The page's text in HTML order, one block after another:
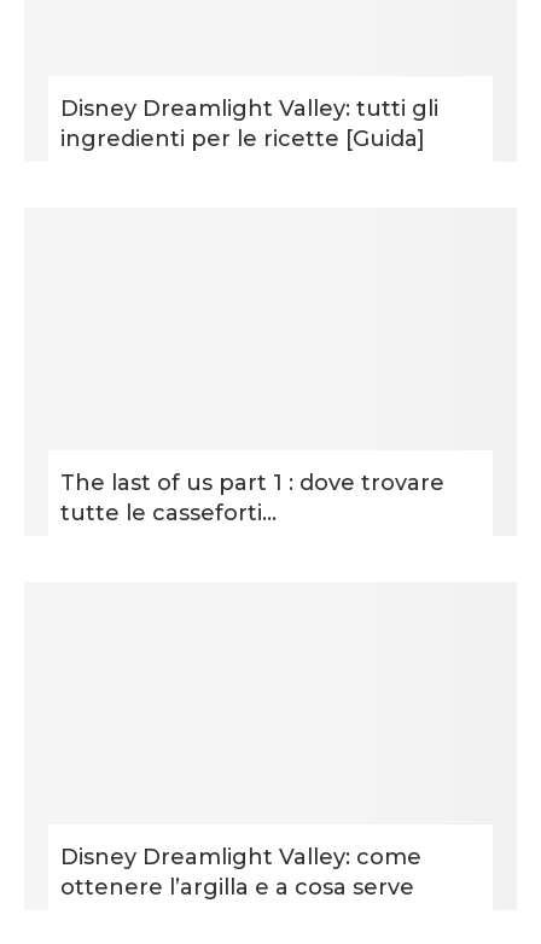
Disney Dreamlight Valley: tutti gli
ingredienti per le ricette [Guida]
The last of us part 1 : dove trovare
tutte le casseforti...
Disney Dreamlight Valley: come
ottenere l’argilla e a cosa serve